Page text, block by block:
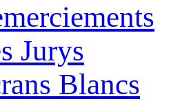
Jurys
Blancs